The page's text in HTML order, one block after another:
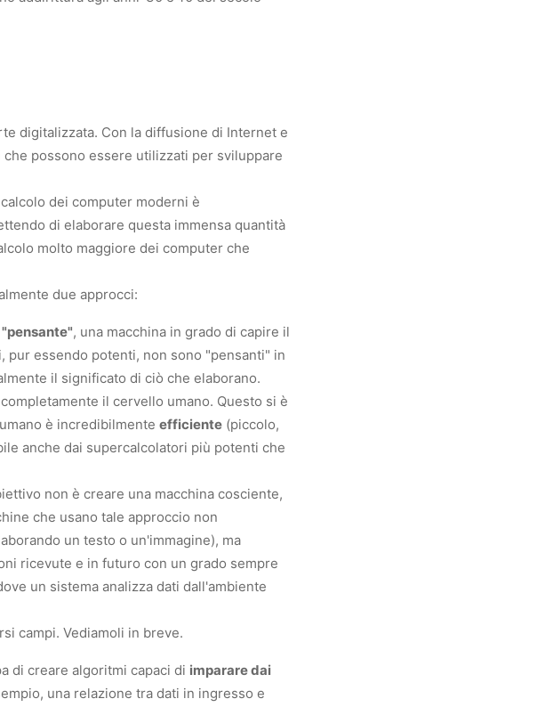
digitalizzata. Con la diffusione di Internet e
possono essere utilizzati per sviluppare
dei computer moderni è
di elaborare questa immensa quantità
molto maggiore dei computer che
due approcci:
, una macchina in grado di capire il
pur essendo potenti, non sono "pensanti" in
il significato di ciò che elaborano.
il cervello umano. Questo si è
è incredibilmente efficiente (piccolo,
anche dai supercalcolatori più potenti che
non è creare una macchina cosciente,
che usano tale approccio non
un testo o un'immagine), ma
ricevute e in futuro con un grado sempre
un sistema analizza dati dall'ambiente
campi. Vediamoli in breve.
di creare algoritmi capaci di imparare dai
una relazione tra dati in ingresso e